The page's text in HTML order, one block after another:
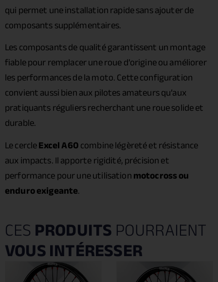
qui permet une installation rapide sans ajouter de
composants supplémentaires.
Les composants de qualité garantissent un montage
fiable pour remplacer une roue d’origine ou améliorer
les performances de la moto. Cette configuration
convient aussi bien aux pilotes amateurs qu’aux
pratiquants réguliers recherchant une roue solide et
durable.
Le cercleExcel A60combine légèreté et résistance
aux impacts. Il apporte rigidité, précision et
performance pour une utilisationmotocross ou
enduro exigeante.
CESPRODUITSPOURRAIENT
VOUS INTÉRESSER